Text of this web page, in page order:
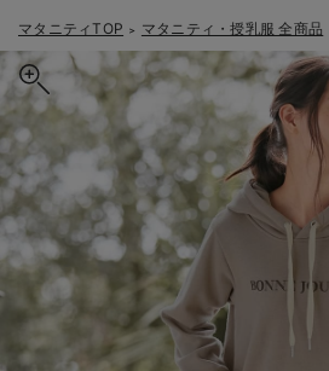
戻る
マタニティウェア全て
マタニティ ワンピース
マタニティ パンツ
マタニティ スカート
マタニティ トップス
戻る
マタニティ 下着・インナー全て
授乳ブラ・マタニティブラ（マタニティインナー・産後用品）
マタニティ ショーツ
妊婦帯・腹帯・産前ガードル
マタニティ 授乳 キャミソール
戻る
授乳服全て
授乳ワンピース
授乳トップス
戻る
マタニティ フォーマル全て
マタニティ スーツ
マタニティ オフィス 通勤服
マタニティ ドレス（結婚式・お呼ばれ）
マタニティ フォーマル パンツ・ボトムス
戻る
授乳用品全て
妊婦用 抱き枕・授乳クッション
授乳 ケープ
戻る
マタニティレッグウェア全て
マタニティストッキング・タイツ
マタニティレギンス
戻る
マタニティ ボディケア全て
妊娠線クリーム
戻る
アウトレット全て
【アウトレット】ワンピース
【アウトレット】トップス・授乳トップス
【アウトレット】ボトムス
【アウトレット】パジャマ
戻る
特集全て
抗菌防臭加工
透け防止
見えてもカワイイ
コットン素材
戻る
再入荷全て
再入荷｜インナー
再入荷｜アウター
マタニティTOP ＞ マタニティ・授乳服 全商品